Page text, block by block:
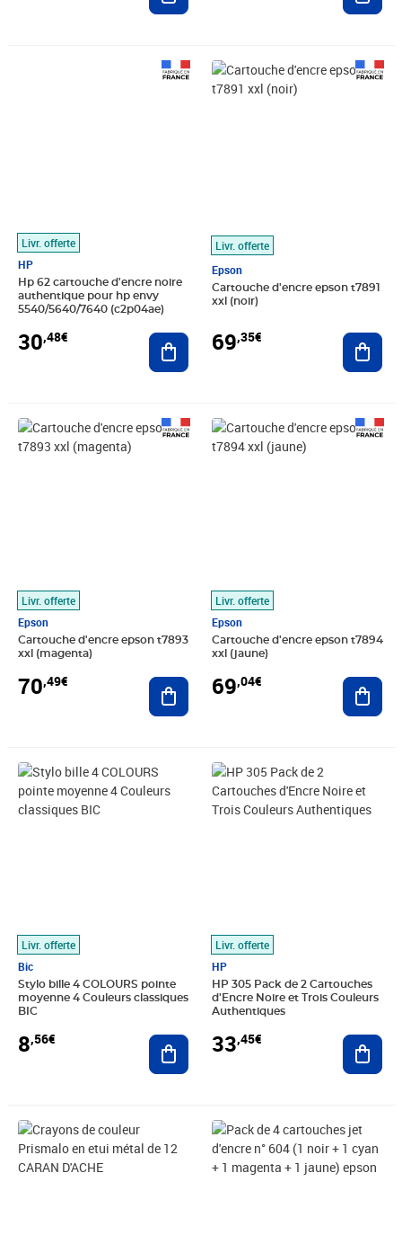
Livr. offerte
HP
Hp 62 cartouche d'encre noire
authentique pour hp envy
5540/5640/7640 (c2p04ae)
30,48€ Ajouter au panier
Livr. offerte
Epson
Cartouche d'encre epson t7891
xxl (noir)
69,35€
Prix 69,35€
Livr. offerte
Epson
Cartouche d'encre epson t7893
xxl (magenta)
70,49€
Prix 70,49€
Ajouter au panier
Livr. offerte
Epson
Cartouche d'encre epson t7894
xxl (jaune)
69,04€
Prix 69,04€
Livr. offerte
Bic
Stylo bille 4 COLOURS pointe
moyenne 4 Couleurs classiques
BIC
8,56€
Prix 8,56€
Ajouter au panier
Livr. offerte
HP
HP 305 Pack de 2 Cartouches
d'Encre Noire et Trois Couleurs
Authentiques
33,45€
Prix 33,45€
Prix 37,53€ Prix 51,57€